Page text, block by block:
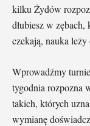
kilku Żydów
dłubiesz w
czekają, nauka leży
Wprowadźmy
tygodnia rozpozna
takich, których
wymianę